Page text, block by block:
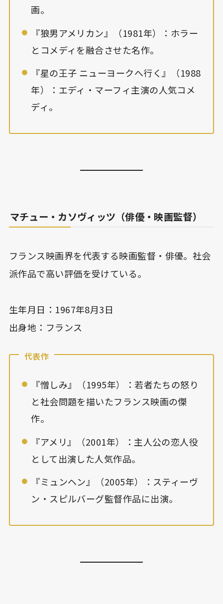
画。
『狼男アメリカン』（1981年）：ホラー
とコメディを融合させた名作。
『星の王子 ニューヨークへ行く』（1988
年）：エディ・マーフィ主演の人気コメ
ディ。
マチュー・カソヴィッツ（俳優・映画監督）
フランス映画界を代表する映画監督・俳優。社会
派作品で高い評価を受けている。
生年月日：1967年8月3日
出身地：フランス
代表作
『憎しみ』（1995年）：若者たちの怒り
と社会問題を描いたフランス映画の傑
作。
『アメリ』（2001年）：主人公の恋人役
として出演した人気作品。
『ミュンヘン』（2005年）：スティーヴ
ン・スピルバーグ監督作品に出演。